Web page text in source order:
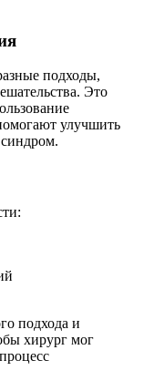
подходы,
Это
улучшить
подхода и
хирург мог